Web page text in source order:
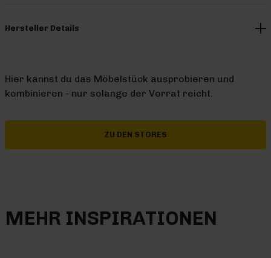
Hersteller Details
Hier kannst du das Möbelstück ausprobieren und
kombinieren - nur solange der Vorrat reicht.
ZU DEN STORES
MEHR INSPIRATIONEN